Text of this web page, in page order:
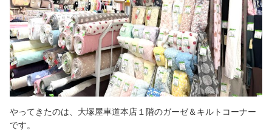
やってきたのは、大塚屋車道本店１階のガーゼ＆キルトコーナー
です。